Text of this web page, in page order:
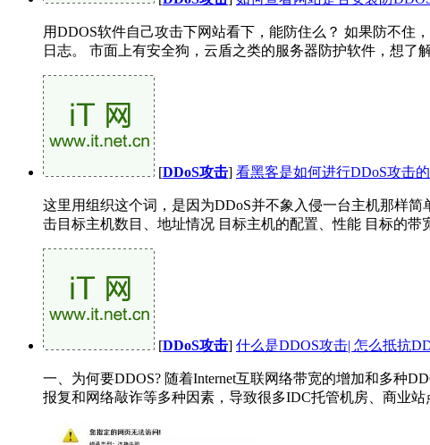
用DDOS软件自己攻击下网站看下，能防住么？ 如果防不住
日志。 市面上有安全狗，云盾之类的服务器防护软件，想了
[DDoS攻击] 看黑客是如何进行DDoS攻击的
这里用组织这个词，是因为DDoS并不象入侵一台主机那样
击目标主机数目、地址情况 目标主机的配置、性能 目标的带
[DDoS攻击] 什么是DDOS攻击| 怎么抵抗
一、为何要DDOS? 随着Internet互联网络带宽的增加和多种
报复和网络敲诈等多种因素，导致很多IDC托管机房、商业